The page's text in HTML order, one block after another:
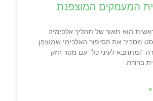
המעמקים המוצפנת
הוא תאור של תהליך אלכימיה
מסביר את הסיפור האלכימי שמוצפן
"ומתחבא לעיני כל" עם מסר חזק
ברורה.